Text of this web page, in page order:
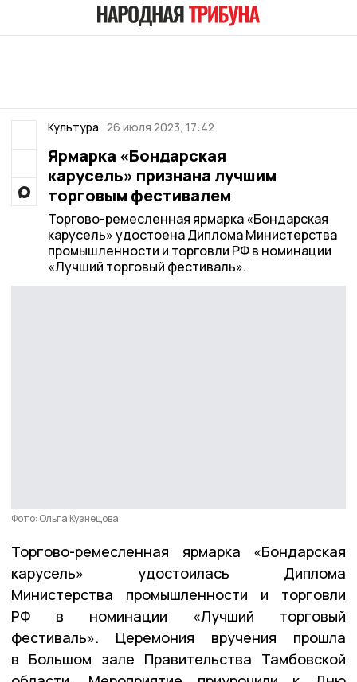
Культура 26 июля 2023, 17:42
Ярмарка «Бондарская
карусель» признана лучшим
торговым фестивалем
Торгово-ремесленная ярмарка «Бондарская
карусель» удостоена Диплома Министерства
промышленности и торговли РФ в номинации
«Лучший торговый фестиваль».
Фото: Ольга Кузнецова
Торгово-ремесленная ярмарка «Бондарская
карусель» удостоилась Диплома
Министерства промышленности и торговли
РФ в номинации «Лучший торговый
фестиваль». Церемония вручения прошла
в Большом зале Правительства Тамбовской